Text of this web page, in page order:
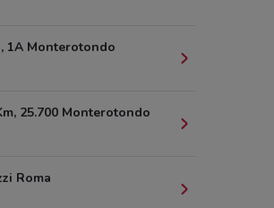
1A Monterotondo
25.700 Monterotondo
Roma